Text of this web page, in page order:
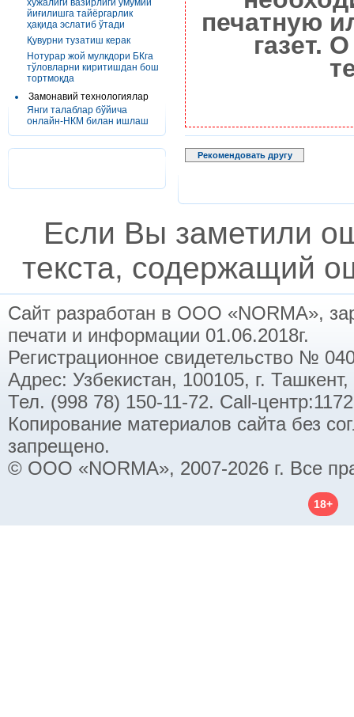
хўжалиги вазирлиги умумий
йиғилишга тайёргарлик
ҳақида эслатиб ўтади
Қувурни тузатиш керак
Нотурар жой мулкдори БКга
тўловларни киритишдан бош
тортмоқда
Замонавий технологиялар
Янги талаблар бўйича
онлайн-НКМ билан ишлаш
печатную
газет.
Рекомендовать другу
Если Вы заметили
текста, содержащий
Сайт разработан в ООО «NORMA»,
печати и информации 01.06.2018г.
Регистрационное свидетельство №
Адрес: Узбекистан, 100105, г.
Тел. (998 78) 150-11-72. Call-
Копирование материалов сайта без
запрещено.
© ООО «NORMA», 2007-2026 г. Все
18+